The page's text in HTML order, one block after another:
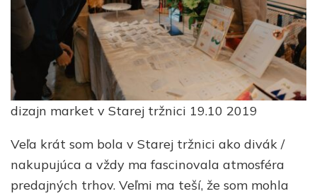
dizajn market v Starej tržnici 19.10 2019
Veľa krát som bola v Starej tržnici ako divák /
nakupujúca a vždy ma fascinovala atmosféra
predajných trhov. Veľmi ma teší, že som mohla